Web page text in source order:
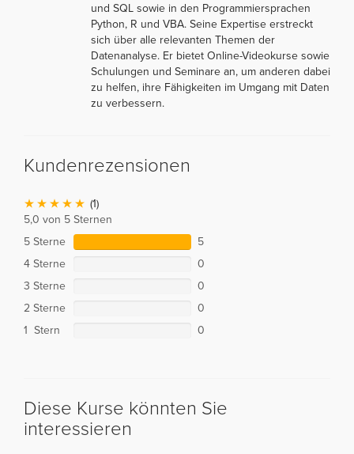
und SQL sowie in den Programmiersprachen
Python, R und VBA. Seine Expertise erstreckt
sich über alle relevanten Themen der
Datenanalyse. Er bietet Online-Videokurse sowie
Schulungen und Seminare an, um anderen dabei
zu helfen, ihre Fähigkeiten im Umgang mit Daten
zu verbessern.
Kundenrezensionen
(1)
5,0 von 5 Sternen
5 Sterne
5
4 Sterne
0
3 Sterne
0
2 Sterne
0
1 Stern
0
Diese Kurse könnten Sie
interessieren